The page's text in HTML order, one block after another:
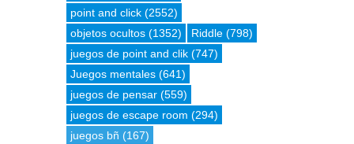
point and click (2552)
objetos ocultos (1352) Riddle (798)
juegos de point and clik (747)
Juegos mentales (641)
juegos de pensar (559)
juegos de escape room (294)
juegos bñ (167)